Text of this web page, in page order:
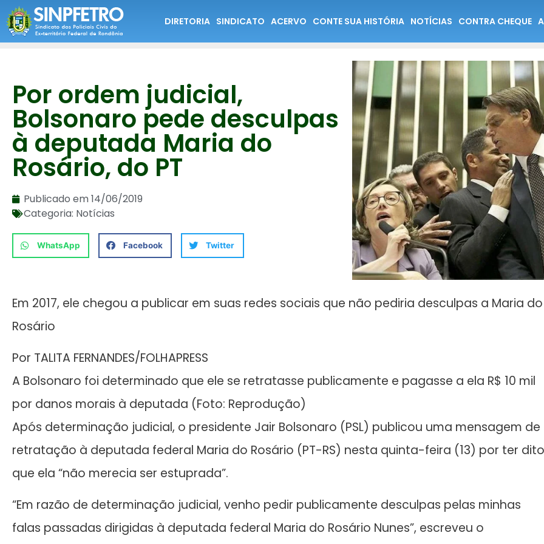
DIRETORIA SINDICATO ACERVO CONTE SUA HISTÓRIA NOTÍCIAS CONTRA CHEQUE
Por ordem judicial,
Bolsonaro pede desculpas
à deputada Maria do
Rosário, do PT
Publicado em14/06/2019
Categoria: Notícias
WhatsApp Facebook Twitter
Em 2017, ele chegou a publicar em suas redes sociais que não pediria desculpas a Maria do
Rosário
Por TALITA FERNANDES/FOLHAPRESS
A Bolsonaro foi determinado que ele se retratasse publicamente e pagasse a ela R$ 10 mil
por danos morais à deputada (Foto: Reprodução)
Após determinação judicial, o presidente Jair Bolsonaro (PSL) publicou uma mensagem de
retratação à deputada federal Maria do Rosário (PT-RS) nesta quinta-feira (13) por ter dito
que ela “não merecia ser estuprada”.
“Em razão de determinação judicial, venho pedir publicamente desculpas pelas minhas
falas passadas dirigidas à deputada federal Maria do Rosário Nunes”, escreveu o